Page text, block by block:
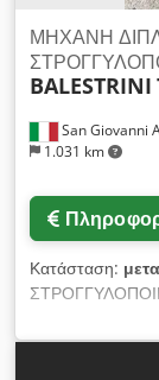
San Giovanni
1.031 km
ΜΗΧΑΝΗ
BALESTRINI
Κατάσταση:
TTSA -
Ελάχιστο/
μέγεθος